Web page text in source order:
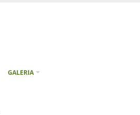
GALERIA